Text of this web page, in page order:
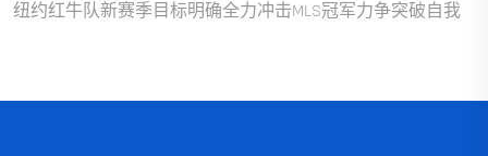
纽约红牛队新赛季目标明确全力冲击MLS冠军力争突破自我